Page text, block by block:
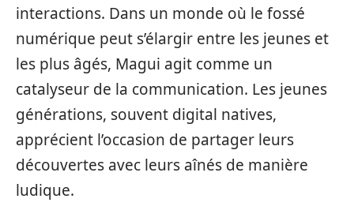
interactions. Dans un monde où le fossé
numérique peut s’élargir entre les jeunes et
les plus âgés, Magui agit comme un
catalyseur de la communication. Les jeunes
générations, souvent digital natives,
apprécient l’occasion de partager leurs
découvertes avec leurs aînés de manière
ludique.